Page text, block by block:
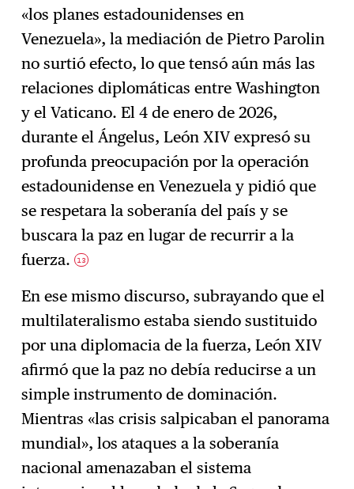
«los planes estadounidenses en
Venezuela», la mediación de Pietro Parolin
no surtió efecto, lo que tensó aún más las
relaciones diplomáticas entre Washington
y el Vaticano. El 4 de enero de 2026,
durante el Ángelus, León XIV expresó su
profunda preocupación por la operación
estadounidense en Venezuela y pidió que
se respetara la soberanía del país y se
buscara la paz en lugar de recurrir a la
fuerza.13
En ese mismo discurso, subrayando que el
multilateralismo estaba siendo sustituido
por una diplomacia de la fuerza, León XIV
afirmó que la paz no debía reducirse a un
simple instrumento de dominación.
Mientras «las crisis salpicaban el panorama
mundial», los ataques a la soberanía
nacional amenazaban el sistema